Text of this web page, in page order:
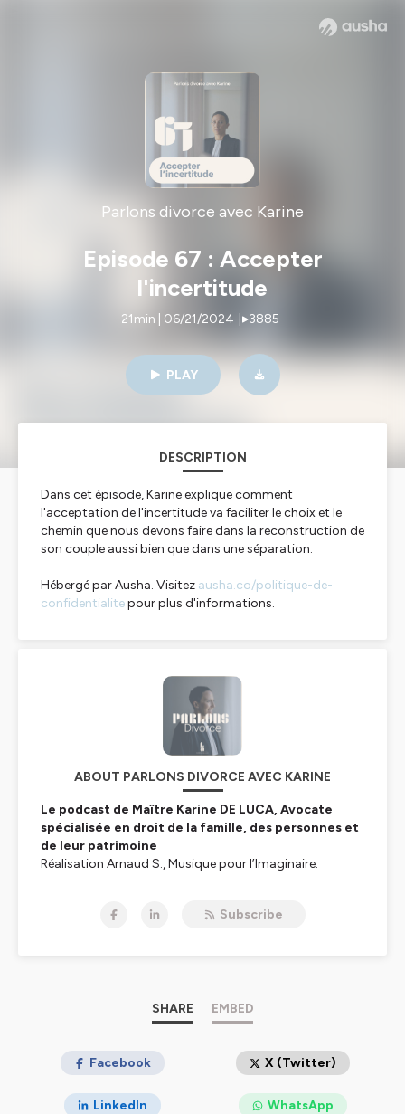
Parlons divorce avec Karine
Episode 67 : Accepter
l'incertitude
21min | 06/21/2024 3885
PLAY
DESCRIPTION
Dans cet épisode, Karine explique comment
l'acceptation de l'incertitude va faciliter le choix et le
chemin que nous devons faire dans la reconstruction de
son couple aussi bien que dans une séparation.
Hébergé par Ausha. Visitez ausha.co/politique-de-
confidentialitepour plus d'informations.
ABOUT PARLONS DIVORCE AVEC KARINE
Le podcast de Maître Karine DE LUCA, Avocate
spécialisée en droit de la famille, des personnes et
de leur patrimoine
Réalisation Arnaud S., Musique pour l’Imaginaire.
confidentialite
pour plus d'informations.
Subscribe
SHARE EMBED
Facebook X (Twitter)
LinkedIn WhatsApp